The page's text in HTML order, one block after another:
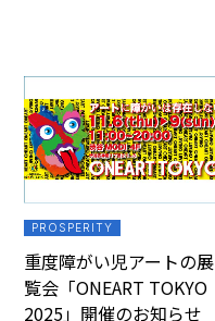
PROSPERITY
重度障がい児アートの展
覧会「ONEART TOKYO
2025」開催のお知らせ